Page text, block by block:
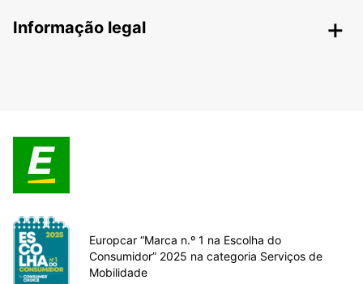
Informação legal
Europcar “Marca n.º 1 na Escolha do
Consumidor” 2025 na categoria Serviços de
Mobilidade